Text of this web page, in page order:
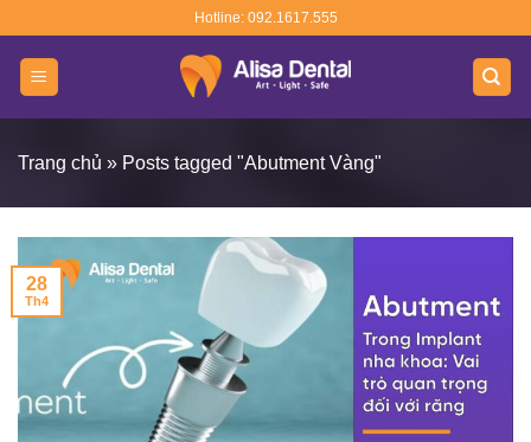
content
Hotline: 092.1617.555
Trang chủ » Posts tagged "Abutment Vàng"
28
Th4